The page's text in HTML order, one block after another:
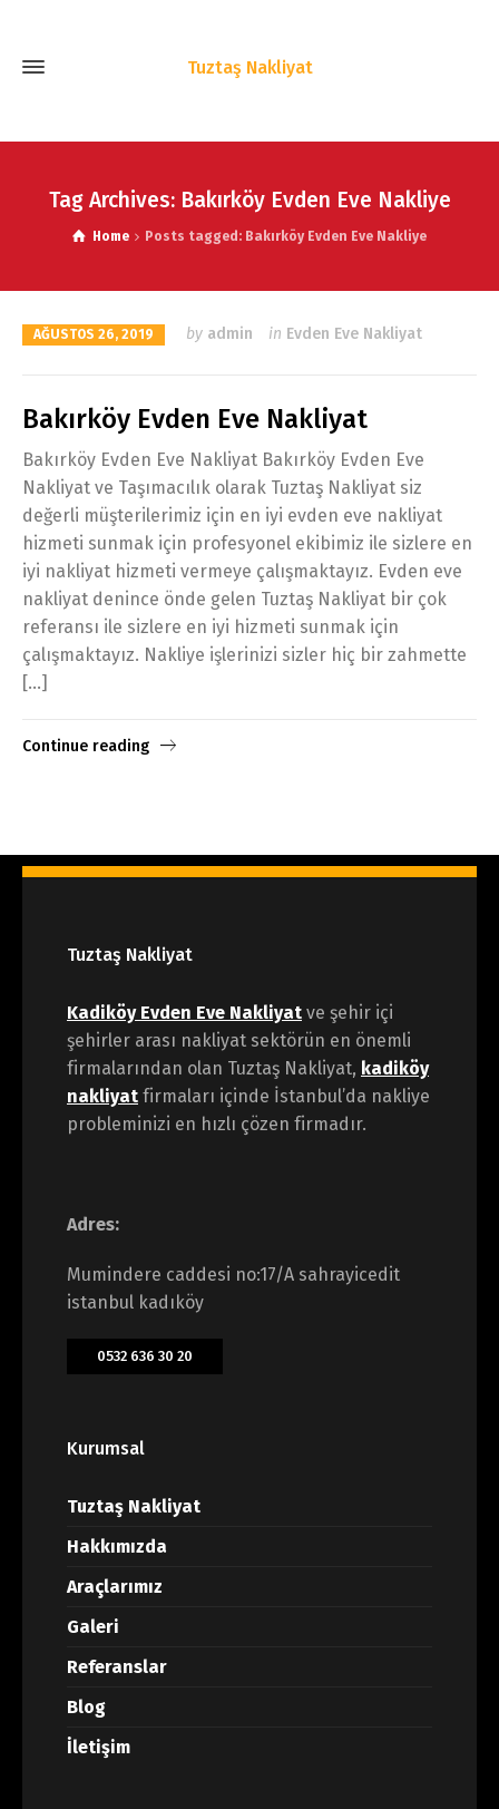
Tuztaş Nakliyat
Tag Archives: Bakırköy Evden Eve Nakliye
Home Posts tagged: Bakırköy Evden Eve Nakliye
AĞUSTOS 26, 2019 by admin in Evden Eve Nakliyat
Bakırköy Evden Eve Nakliyat
Bakırköy Evden Eve Nakliyat Bakırköy Evden Eve
Nakliyat ve Taşımacılık olarak Tuztaş Nakliyat siz
değerli müşterilerimiz için en iyi evden eve nakliyat
hizmeti sunmak için profesyonel ekibimiz ile sizlere en
iyi nakliyat hizmeti vermeye çalışmaktayız. Evden eve
nakliyat denince önde gelen Tuztaş Nakliyat bir çok
referansı ile sizlere en iyi hizmeti sunmak için
çalışmaktayız. Nakliye işlerinizi sizler hiç bir zahmette
[…]
Continue reading
Tuztaş Nakliyat
Kadiköy Evden Eve Nakliyat ve şehir içi
şehirler arası nakliyat sektörün en önemli
firmalarından olan Tuztaş Nakliyat, kadiköy
nakliyat firmaları içinde İstanbul’da nakliye
probleminizi en hızlı çözen firmadır.
Adres:
Mumindere caddesi no:17/A sahrayicedit
istanbul kadıköy
0532 636 30 20
Kurumsal
Tuztaş Nakliyat
Hakkımızda
Araçlarımız
Galeri
Referanslar
Blog
İletişim